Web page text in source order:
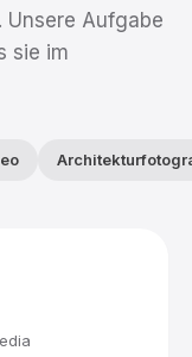
Aufgabe
sie im